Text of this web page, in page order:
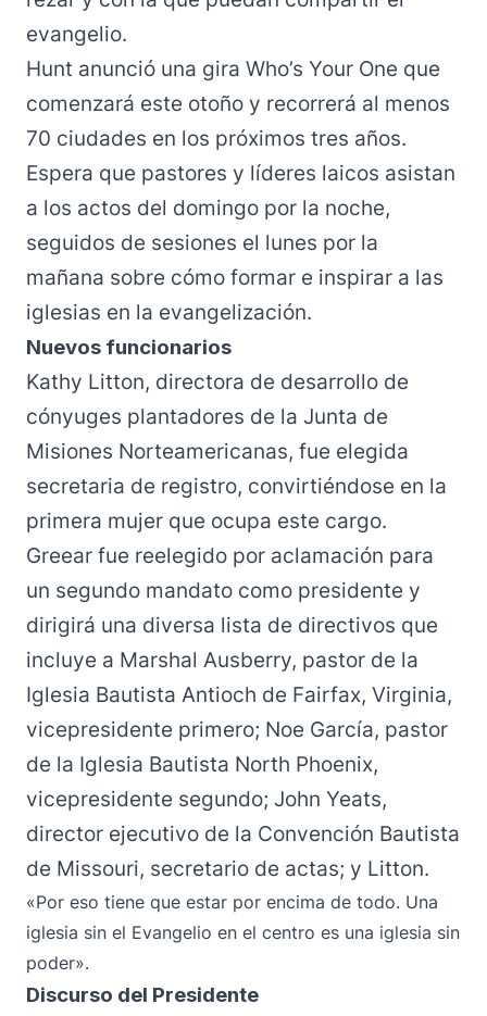
evangelio.
Hunt anunció una gira Who’s Your One que
comenzará este otoño y recorrerá al menos
70 ciudades en los próximos tres años.
Espera que pastores y líderes laicos asistan
a los actos del domingo por la noche,
seguidos de sesiones el lunes por la
mañana sobre cómo formar e inspirar a las
iglesias en la evangelización.
Nuevos funcionarios
Kathy Litton, directora de desarrollo de
cónyuges plantadores de la Junta de
Misiones Norteamericanas, fue elegida
secretaria de registro, convirtiéndose en la
primera mujer que ocupa este cargo.
Greear fue reelegido por aclamación para
un segundo mandato como presidente y
dirigirá una diversa lista de directivos que
incluye a Marshal Ausberry, pastor de la
Iglesia Bautista Antioch de Fairfax, Virginia,
vicepresidente primero; Noe García, pastor
de la Iglesia Bautista North Phoenix,
vicepresidente segundo; John Yeats,
director ejecutivo de la Convención Bautista
de Missouri, secretario de actas; y Litton.
«Por eso tiene que estar por encima de todo. Una
iglesia sin el Evangelio en el centro es una iglesia sin
poder».
Discurso del Presidente